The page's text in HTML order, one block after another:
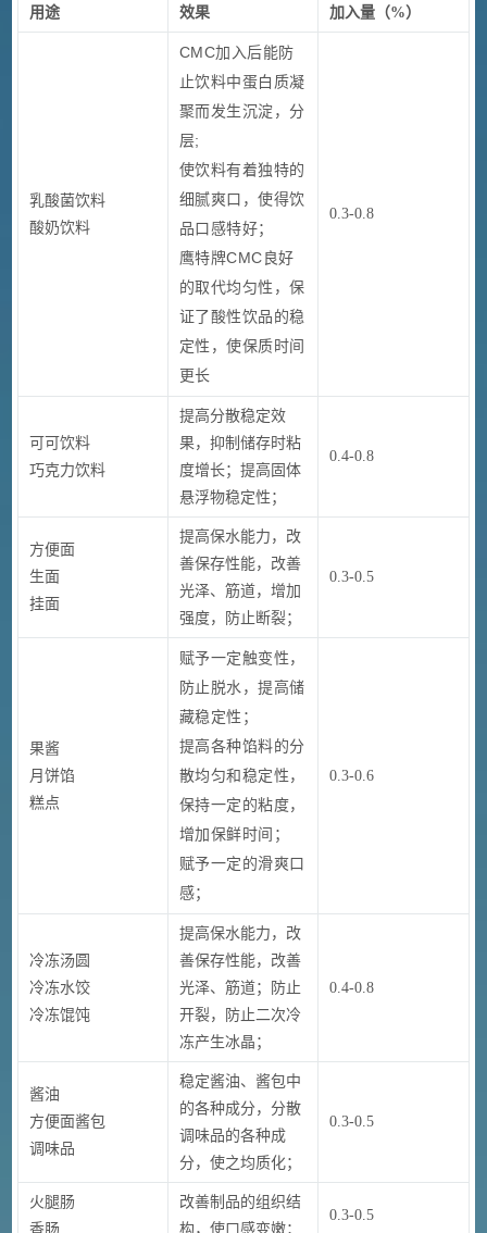
用途 效果 加入量（%）
乳酸菌饮料
酸奶饮料
CMC加入后能防
止饮料中蛋白质凝
聚而发生沉淀，分
层;
使饮料有着独特的
细腻爽口，使得饮
品口感特好；
鹰特牌CMC良好
的取代均匀性，保
证了酸性饮品的稳
定性，使保质时间
更长
0.3-0.8
可可饮料
巧克力饮料
提高分散稳定效
果，抑制储存时粘
度增长；提高固体
悬浮物稳定性；
0.4-0.8
方便面
生面
挂面
提高保水能力，改
善保存性能，改善
光泽、筋道，增加
强度，防止断裂；
0.3-0.5
果酱
月饼馅
糕点
赋予一定触变性，
防止脱水，提高储
藏稳定性；
提高各种馅料的分
散均匀和稳定性，
保持一定的粘度，
增加保鲜时间；
赋予一定的滑爽口
感；
0.3-0.6
冷冻汤圆
冷冻水饺
冷冻馄饨
提高保水能力，改
善保存性能，改善
光泽、筋道；防止
开裂，防止二次冷
冻产生冰晶；
0.4-0.8
酱油
方便面酱包
调味品
稳定酱油、酱包中
的各种成分，分散
调味品的各种成
分，使之均质化；
0.3-0.5
火腿肠
香肠
改善制品的组织结
构，使口感变嫩；
0.3-0.5